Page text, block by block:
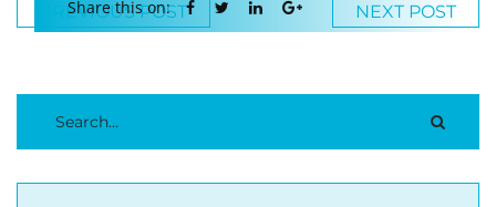
Share this on:
PREVIOUS POST NEXT POST